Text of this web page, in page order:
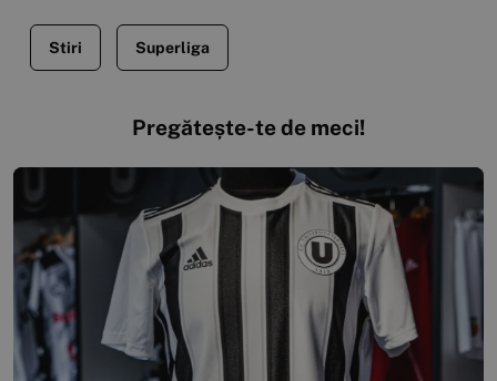
Stiri Superliga
Pregătește-te de meci!